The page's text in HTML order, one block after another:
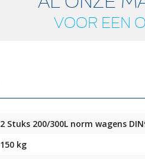
VOOR EEN
2 Stuks 200/300L norm wagens
150 kg